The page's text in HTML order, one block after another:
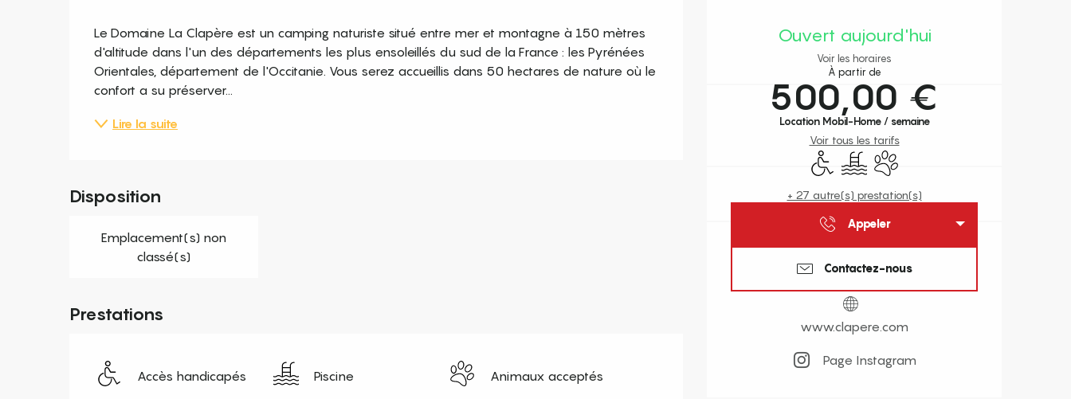
Ouvert aujourd'hui
Voir les horaires
À partir de
500,00 €
Location Mobil-Home / semaine
Voir tous les tarifs
Accès handicapés
PiscineAnimaux acceptés
+ 27 autre(s) prestation(s)
Appeler
Contactez-nous
www.clapere.com
Page Instagram
Description
Le Domaine La Clapère est un camping naturiste situé entre mer et montagne à 150 mètres
d'altitude dans l'un des départements les plus ensoleillés du sud de la France : les Pyrénées
Orientales, département de l'Occitanie. Vous serez accueillis dans 50 hectares de nature où le
confort a su préserver...
Lire la suite
Disposition
Emplacement(s) non
classé(s)
Prestations
Accès handicapés Piscine Animaux acceptés